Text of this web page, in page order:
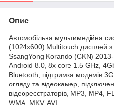
Опис
Автомобільна мультимедійна
(1024х600) Multitouch дисплей з
SsangYong Korando (CKN)
Android 8.0, 8x core 1.5 GHz,
Bluetooth, підтримка модемів
огляду та відеокамер,
відеореєстраторів, MP3, MP4,
WMA, MKV, AVI